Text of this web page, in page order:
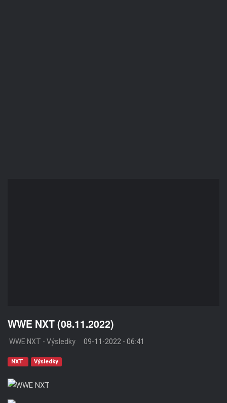
WWE NXT (08.11.2022)
WWE NXT - Výsledky 09-11-2022 - 06:41
NXT Výsledky